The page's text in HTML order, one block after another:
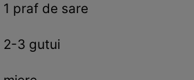
1 praf de sare
2-3 gutui